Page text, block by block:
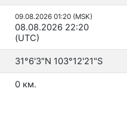
09.08.2026 01:20 (MSK)
08.08.2026 22:20
(UTC)
31°6'3"N 103°12'21"S
0 км.